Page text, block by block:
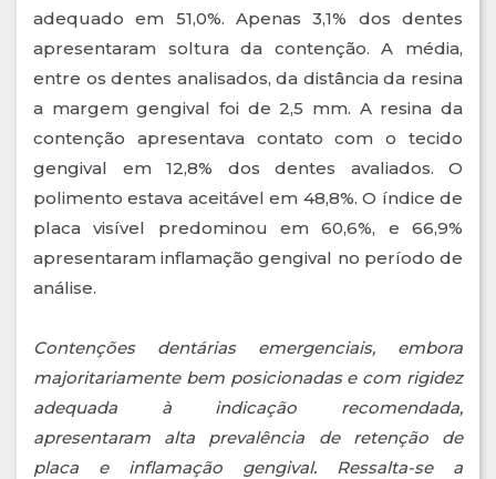
adequado em 51,0%. Apenas 3,1% dos dentes
apresentaram soltura da contenção. A média,
entre os dentes analisados, da distância da resina
a margem gengival foi de 2,5 mm. A resina da
contenção apresentava contato com o tecido
gengival em 12,8% dos dentes avaliados. O
polimento estava aceitável em 48,8%. O índice de
placa visível predominou em 60,6%, e 66,9%
apresentaram inflamação gengival no período de
análise.
Contenções dentárias emergenciais, embora
majoritariamente bem posicionadas e com rigidez
adequada à indicação recomendada,
apresentaram alta prevalência de retenção de
placa e inflamação gengival. Ressalta-se a